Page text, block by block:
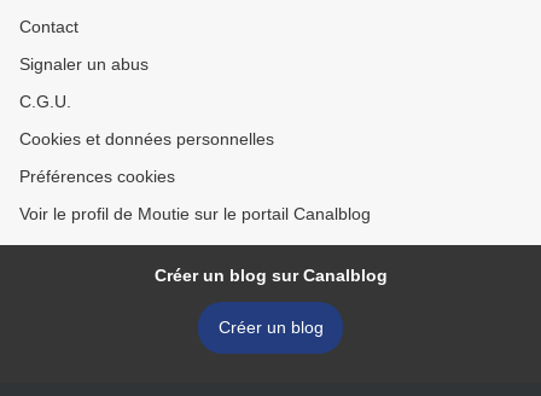
Contact
Signaler un abus
C.G.U.
Cookies et données personnelles
Préférences cookies
Voir le profil de Moutie sur le portail Canalblog
Créer un blog sur Canalblog
Créer un blog